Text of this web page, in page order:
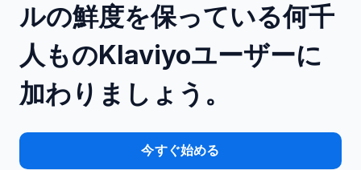
ルの鮮度を保っている何千
人ものKlaviyoユーザーに
加わりましょう。
今すぐ始める